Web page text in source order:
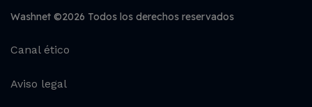
Washnet ©2026 Todos los derechos reservados
Canal ético
Aviso legal